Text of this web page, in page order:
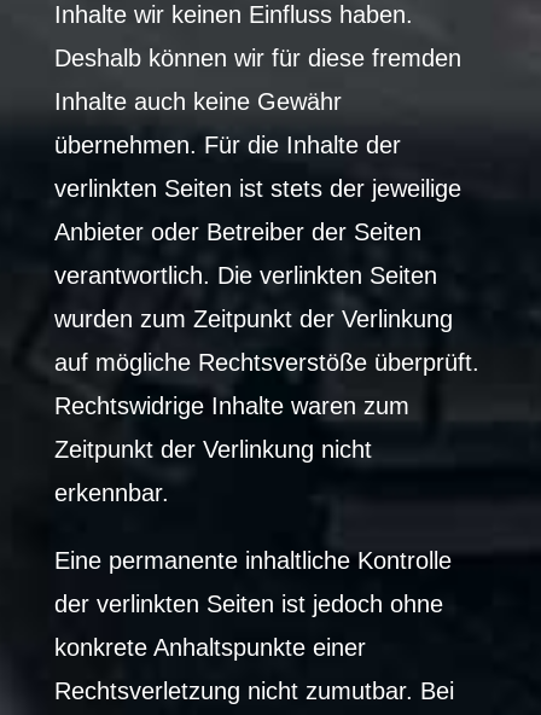
Inhalte wir keinen Einfluss haben.
Deshalb können wir für diese fremden
Inhalte auch keine Gewähr
übernehmen. Für die Inhalte der
verlinkten Seiten ist stets der jeweilige
Anbieter oder Betreiber der Seiten
verantwortlich. Die verlinkten Seiten
wurden zum Zeitpunkt der Verlinkung
auf mögliche Rechtsverstöße überprüft.
Rechtswidrige Inhalte waren zum
Zeitpunkt der Verlinkung nicht
erkennbar.
Eine permanente inhaltliche Kontrolle
der verlinkten Seiten ist jedoch ohne
konkrete Anhaltspunkte einer
Rechtsverletzung nicht zumutbar. Bei